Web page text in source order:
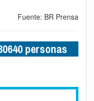
Fuente: BR Prensa
personas